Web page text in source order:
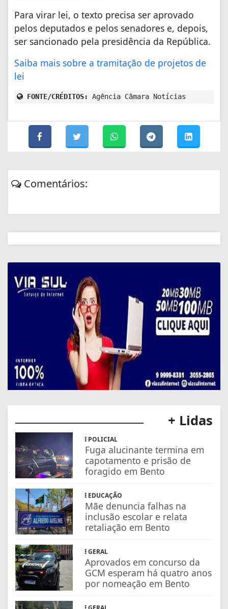
Para virar lei, o texto precisa ser aprovado
pelos deputados e pelos senadores e, depois,
ser sancionado pela presidência da República.
Saiba mais sobre a tramitação de projetos de
lei
FONTE/CRÉDITOS: Agência Câmara Notícias
Comentários:
+ Lidas
POLICIAL
Fuga alucinante termina em
capotamento e prisão de
foragido em Bento
EDUCAÇÃO
Mãe denuncia falhas na
inclusão escolar e relata
retaliação em Bento
GERAL
Aprovados em concurso da
GCM esperam há quatro anos
por nomeação em Bento